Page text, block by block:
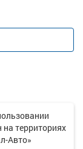
территориях
Авто»